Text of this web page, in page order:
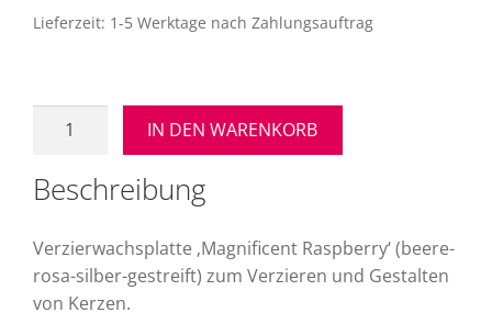
Lieferzeit: 1-5 Werktage nach Zahlungsauftrag
Verzierwachsplatte
Raspberry"
Menge
IN DEN WARENKORB
Beschreibung
Verzierwachsplatte ‚Magnificent Raspberry‘ (beere-
rosa-silber-gestreift) zum Verzieren und Gestalten
von Kerzen.